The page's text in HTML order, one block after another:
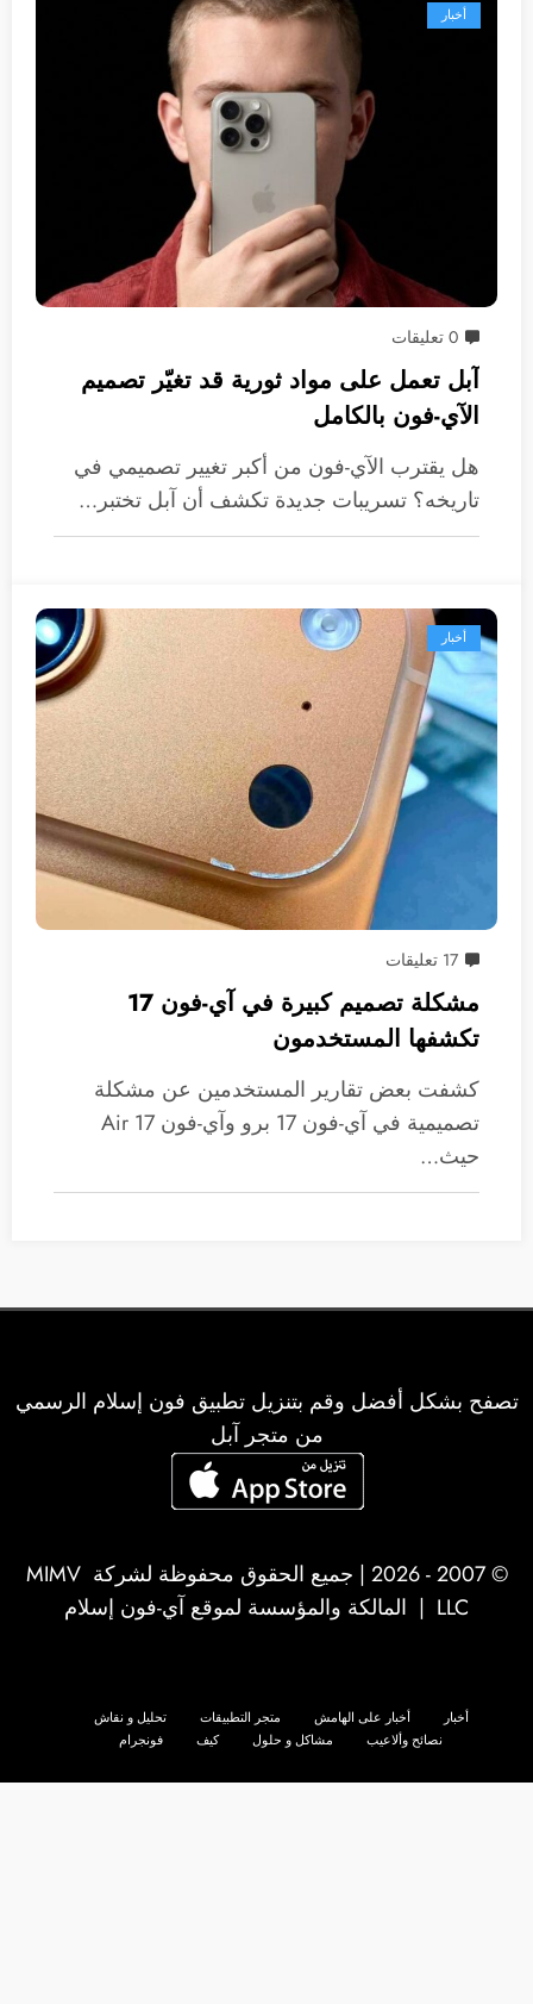
أخبار
0 تعليقات
آبل تعمل على مواد ثورية قد تغيّر تصميم
الآي-فون بالكامل
هل يقترب الآي-فون من أكبر تغيير تصميمي في
تاريخه؟ تسريبات جديدة تكشف أن آبل تختبر…
أخبار
17 تعليقات
مشكلة تصميم كبيرة في آي-فون 17
تكشفها المستخدمون
كشفت بعض تقارير المستخدمين عن مشكلة
تصميمية في آي-فون 17 برو وآي-فون 17 Air
حيث…
تصفح بشكل أفضل وقم بتنزيل تطبيق فون إسلام الرسمي
من متجر آبل
© 2007 - 2026 | جميع الحقوق محفوظة لشركة
MIMV
LLC | المالكة والمؤسسة لموقع آي-فون إسلام
أخبار أخبار على الهامش متجر التطبيقات
تحليل و نقاش
نصائح وألاعيب
مشاكل و حلول كيف فونجرام